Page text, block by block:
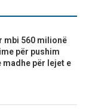
mbi 560 milionë
për pushim
madhe për lejet e